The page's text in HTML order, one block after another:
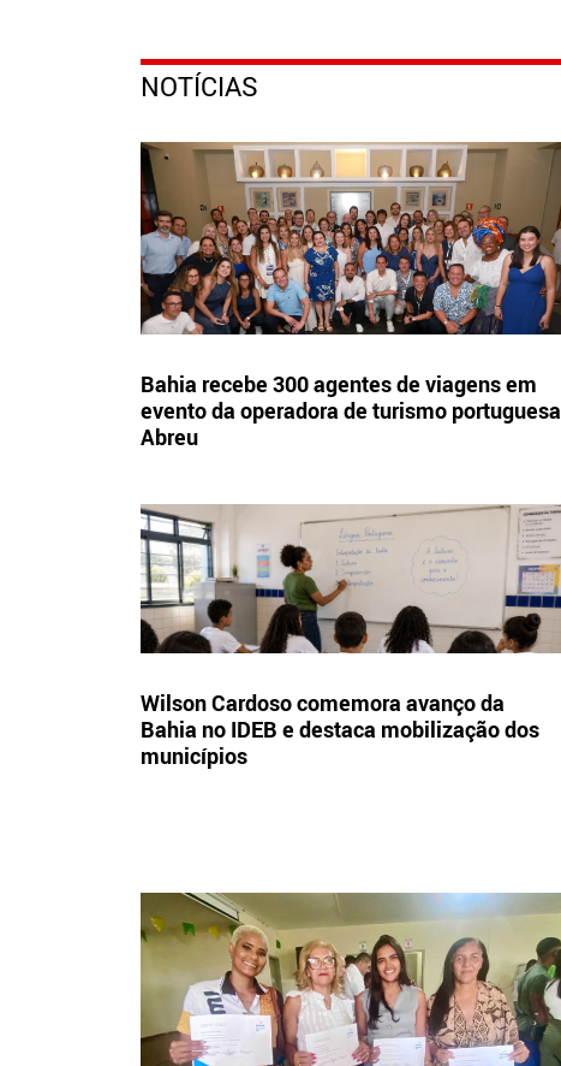
NOTÍCIAS
Bahia recebe 300 agentes de viagens em
evento da operadora de turismo portuguesa
Abreu
Wilson Cardoso comemora avanço da
Bahia no IDEB e destaca mobilização dos
municípios